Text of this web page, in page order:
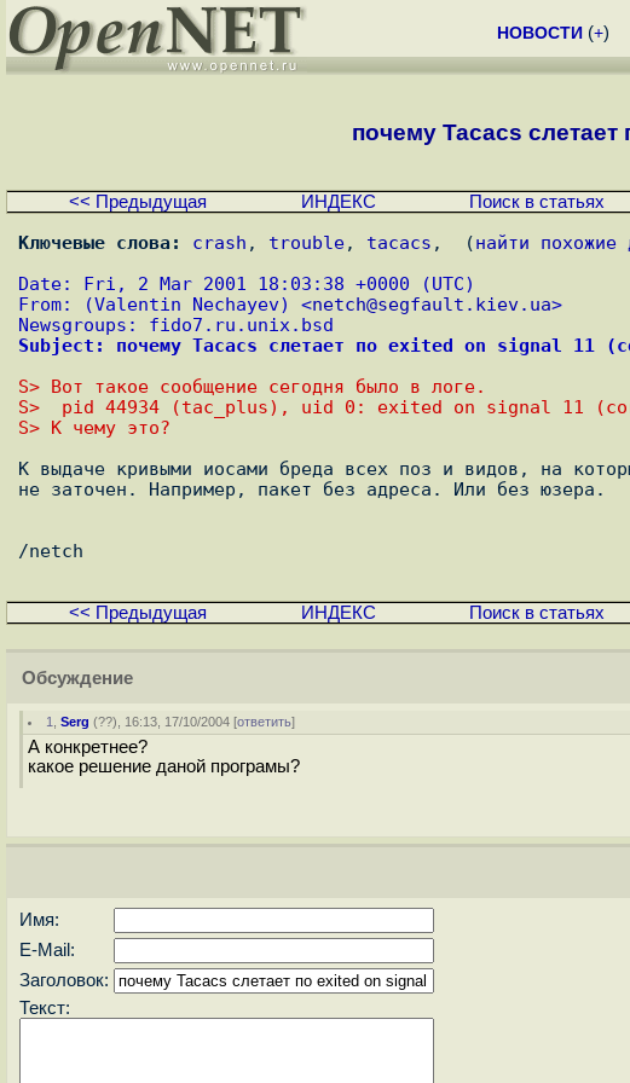
НОВОСТИ (+)
почему Tacacs
<< Предыдущая ИНДЕКС Поиск в статьях
Ключевые слова: crash , trouble, tacacs ,  (найти похожие
Date: Fri, 2 Mar 2001 18:03:38 +0000 (UTC)
From: (Valentin Nechayev) <netch@segfault.kiev.ua>
Newsgroups: fido7.ru.unix.bsd
Subject: почему Tacacs слетает по exited on signal 11
S> Вот такое сообщение сегодня было в логе.
S>  pid 44934 (tac_plus), uid 0: exited on signal 11
S> К чему это?
К выдаче кривыми иосами бреда всех поз и видов, на
не заточен. Например, пакет без адреса. Или без юзера.
<< Предыдущая ИНДЕКС Поиск в статьях
Обсуждение
1 ,Serg (??), 16:13, 17/10/2004 [ответить]
А конкретнее?
какое решение даной програмы?
Имя:
E-Mail:
Заголовок:
Текст: